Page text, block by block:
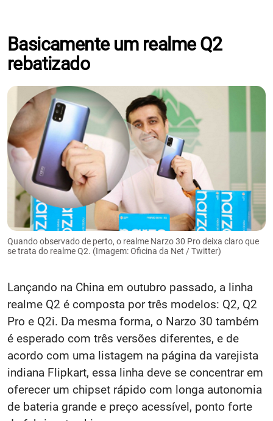
Basicamente um realme Q2
rebatizado
Quando observado de perto, o realme Narzo 30 Pro deixa claro que
se trata do realme Q2. (Imagem: Oficina da Net / Twitter)
Lançando na China em outubro passado, a linha
realme Q2 é composta por três modelos: Q2, Q2
Pro e Q2i. Da mesma forma, o Narzo 30 também
é esperado com três versões diferentes, e de
acordo com uma listagem na página da varejista
indiana Flipkart, essa linha deve se concentrar em
oferecer um chipset rápido com longa autonomia
de bateria grande e preço acessível, ponto forte